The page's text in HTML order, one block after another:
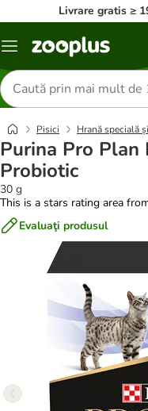
Livrare gratis ≥
Categorii
Căutare
produse
Pisici Hrană specială
Purina Pro
Probiotic
30 g
This is a stars rating area
Evaluaţi produsul